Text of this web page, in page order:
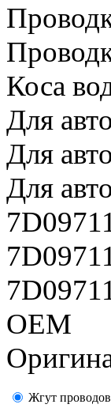
Коса
Для
Для
Для
ОЕМ
Жгут